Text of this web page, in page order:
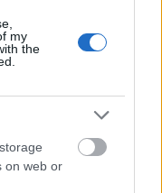
my
the
on web or